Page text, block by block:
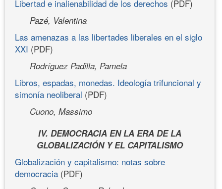
Libertad e inalienabilidad de los derechos (PDF)
Pazé, Valentina
Las amenazas a las libertades liberales en el siglo
XXI (PDF)
Rodríguez Padilla, Pamela
Libros, espadas, monedas. Ideología trifuncional y
simonía neoliberal (PDF)
Cuono, Massimo
IV. DEMOCRACIA EN LA ERA DE LA
GLOBALIZACIÓN Y EL CAPITALISMO
Globalización y capitalismo: notas sobre
democracia (PDF)